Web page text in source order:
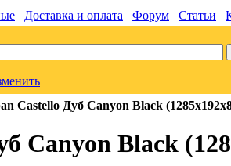
Доставка и оплата Форум Статьи
Castello Дуб Canyon Black
Canyon Black